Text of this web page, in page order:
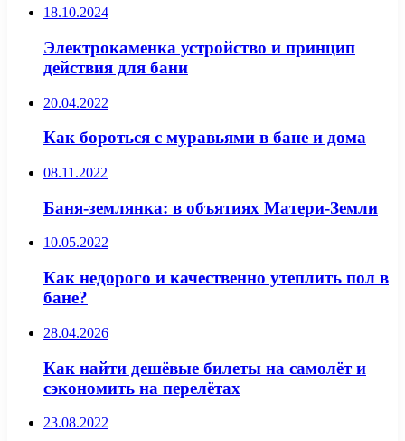
18.10.2024
Электрокаменка устройство и принцип
действия для бани
20.04.2022
Как бороться с муравьями в бане и дома
08.11.2022
Баня-землянка: в объятиях Матери-Земли
10.05.2022
Как недорого и качественно утеплить пол в
бане?
28.04.2026
Как найти дешёвые билеты на самолёт и
сэкономить на перелётах
23.08.2022